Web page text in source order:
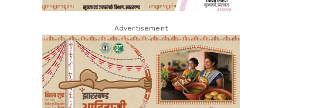
Advertisement